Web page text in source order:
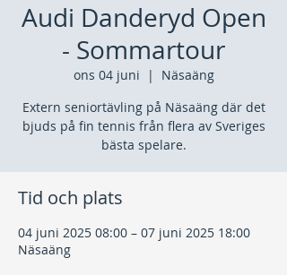
Audi Danderyd Open
- Sommartour
ons 04 juni
  |
Näsaäng
Extern seniortävling på Näsaäng där det
bjuds på fin tennis från flera av Sveriges
bästa spelare.
Tid och plats
04 juni 2025 08:00 – 07 juni 2025 18:00
Näsaäng